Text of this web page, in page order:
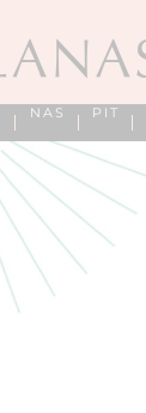
NAS PIT